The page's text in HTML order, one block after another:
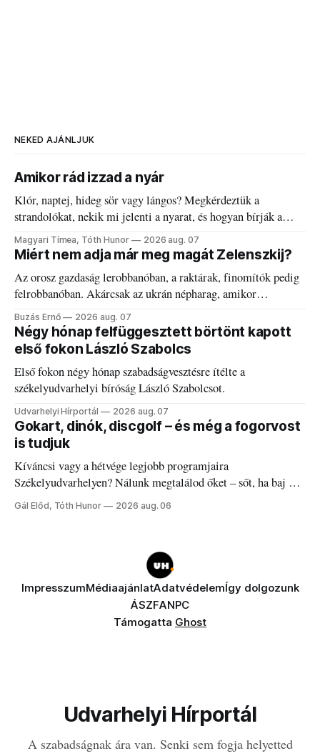
NEKED AJÁNLJUK
Amikor rád izzad a nyár
Klór, naptej, hideg sör vagy lángos? Megkérdeztük a
strandolókat, nekik mi jelenti a nyarat, és hogyan bírják a
kánikulát.
Magyari Tímea, Tóth Hunor 2026 aug. 07
Miért nem adja már meg magát Zelenszkij?
Az orosz gazdaság lerobbanóban, a raktárak, finomítók pedig
felrobbanóban. Akárcsak az ukrán népharag, amikor
elégedetlen vezetőivel.
Buzás Ernő 2026 aug. 07
Négy hónap felfüggesztett börtönt kapott
első fokon László Szabolcs
Első fokon négy hónap szabadságvesztésre ítélte a
székelyudvarhelyi bíróság László Szabolcsot.
Udvarhelyi Hírportál 2026 aug. 07
Gokart, dinók, discgolf – és még a fogorvost
is tudjuk
Kíváncsi vagy a hétvége legjobb programjaira
Székelyudvarhelyen? Nálunk megtalálod őket – sőt, ha baj van
a fogaddal, a fogorvosi ügyeletet is!
Gál Előd, Tóth Hunor 2026 aug. 06
ImpresszumMédiaajánlatAdatvédelemÍgy dolgozunk
ÁSZFANPC
Támogatta Ghost
Udvarhelyi Hírportál
A szabadságnak ára van. Senki sem fogja helyetted